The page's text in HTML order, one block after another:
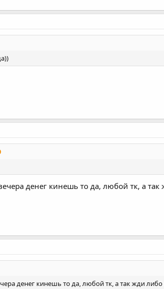
денег кинешь то да, любой тк, а
денег кинешь то да, любой тк, а так жди